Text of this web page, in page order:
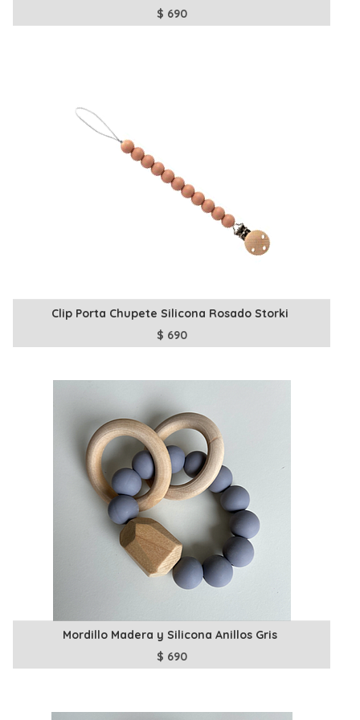
$ 690
Clip Porta Chupete Silicona Rosado Storki
$ 690
Mordillo Madera y Silicona Anillos Gris
$ 690